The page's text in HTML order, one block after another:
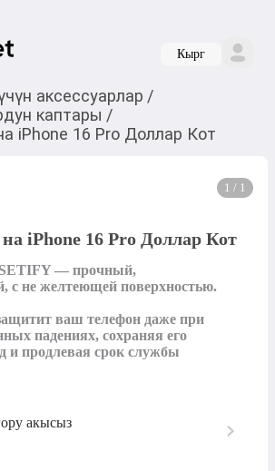
Кырг
аксессуарлар /
каптары /
iPhone 16 Pro Доллар Кот
1 / 1
iPhone 16 Pro Доллар Кот
— прочный,
с не желтеющей поверхностью.
ваш телефон даже при
падениях, сохраняя его
и продлевая срок службы
акысыз